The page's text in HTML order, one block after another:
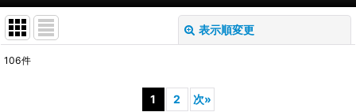
表示順変更
106件
1 2 次»